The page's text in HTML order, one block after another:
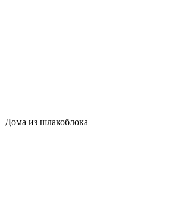
Дома из шлакоблока